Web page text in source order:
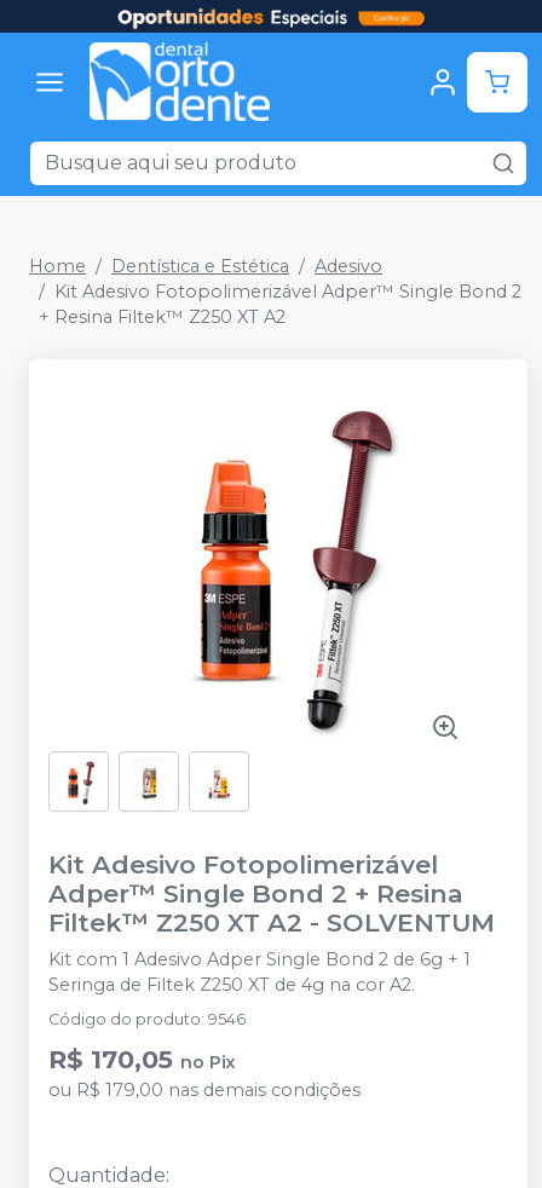
Home Dentística e Estética
Adesivo
Kit Adesivo Fotopolimerizável Adper™ Single Bond 2
+ Resina Filtek™ Z250 XT A2
Kit Adesivo Fotopolimerizável
Adper™ Single Bond 2 + Resina
Filtek™ Z250 XT A2 - SOLVENTUM
Kit com 1 Adesivo Adper Single Bond 2 de 6g + 1
Seringa de Filtek Z250 XT de 4g na cor A2.
Código do produto: 9546
R$ 170,05 no Pix
ou R$ 179,00 nas demais condições
Quantidade: